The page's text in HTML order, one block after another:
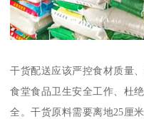
干货配送应该严控食材质量
食堂食品卫生安全工作、杜
全。干货原料需要离地25厘